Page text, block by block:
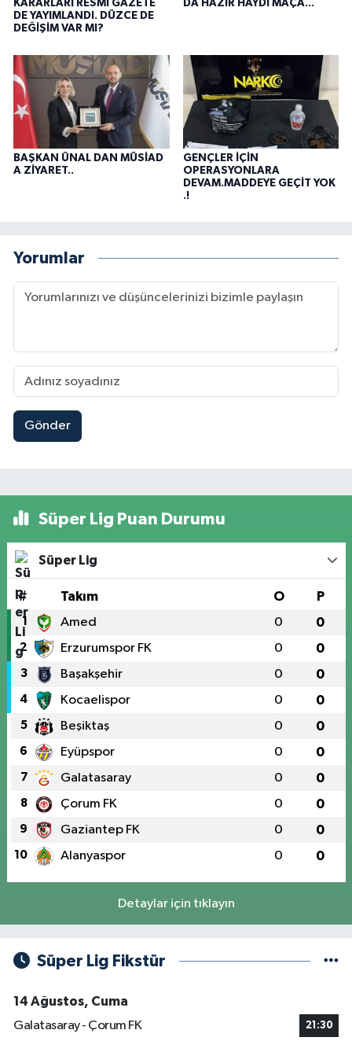
KARARLARI RESMİ GAZETE
DE YAYIMLANDI. DÜZCE DE
DEĞİŞİM VAR MI?
DA HAZIR HAYDİ MAÇA...
BAŞKAN ÜNAL DAN MÜSİAD
A ZİYARET..
GENÇLER İÇİN
OPERASYONLARA
DEVAM.MADDEYE GEÇİT YOK
.!
Yorumlar
Gönder
Süper Lig Puan Durumu
Süper Lig
# Takım O P
1 Amed 0 0
2 Erzurumspor FK 0 0
3 Başakşehir 0 0
4 Kocaelispor 0 0
5 Beşiktaş 0 0
6 Eyüpspor 0 0
7 Galatasaray 0 0
8 Çorum FK 0 0
9 Gaziantep FK 0 0
10 Alanyaspor 0 0
Detaylar için tıklayın
Süper Lig Fikstür
14 Ağustos, Cuma
Galatasaray - Çorum FK
21:30